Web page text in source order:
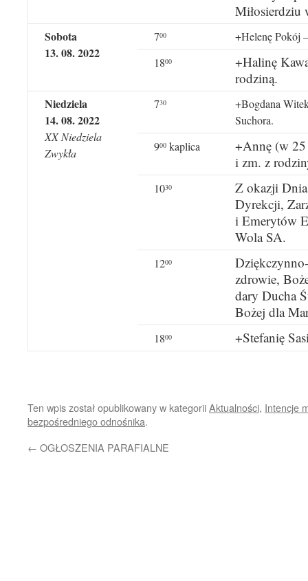
Sobota
13. 08. 2022
700
+Helenę Pokój
1800
+Halinę
rodziną.
Niedziela
14. 08. 2022
XX Niedziela
Zwykła
730
+Bogdana
Suchora.
900 kaplica
+Annę (w 25
i zm. z
1030
Z okazji
Dyrekcji,
i Emerytów
Wola SA.
1200
zdrowie,
dary Ducha
Bożej dla
1800 +Stefanię
Ten wpis został opublikowany w kategoriiAktualności, Intencje
bezpośredniego odnośnika.
← OGŁOSZENIA PARAFIALNE